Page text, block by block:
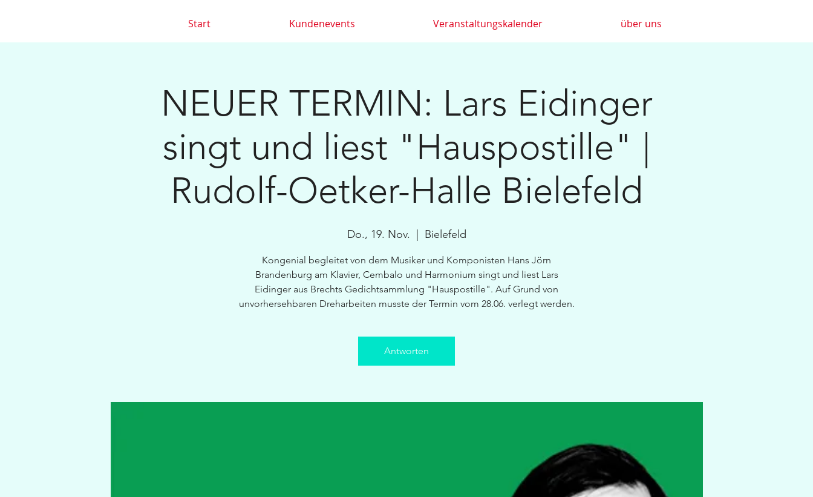
Start Kundenevents Veranstaltungskalender über uns
NEUER TERMIN: Lars Eidinger
singt und liest "Hauspostille" |
Rudolf-Oetker-Halle Bielefeld
Do., 19. Nov. Bielefeld
Kongenial begleitet von dem Musiker und Komponisten Hans Jörn
Brandenburg am Klavier, Cembalo und Harmonium singt und liest Lars
Eidinger aus Brechts Gedichtsammlung "Hauspostille". Auf Grund von
unvorhersehbaren Dreharbeiten musste der Termin vom 28.06. verlegt werden.
Antworten